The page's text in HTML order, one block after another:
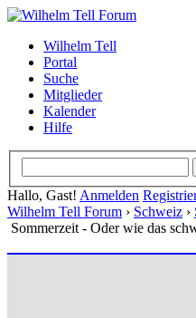
Wilhelm Tell
Portal
Suche
Mitglieder
Kalender
Hilfe
Hallo, Gast! Anmelden
Wilhelm Tell Forum › Schweiz ›
Sommerzeit - Oder wie das